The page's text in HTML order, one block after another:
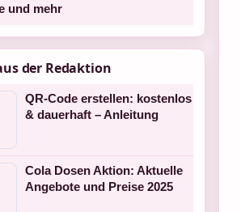
und mehr
der Redaktion
QR-Code erstellen: kostenlos
& dauerhaft – Anleitung
Cola Dosen Aktion: Aktuelle
Angebote und Preise 2025